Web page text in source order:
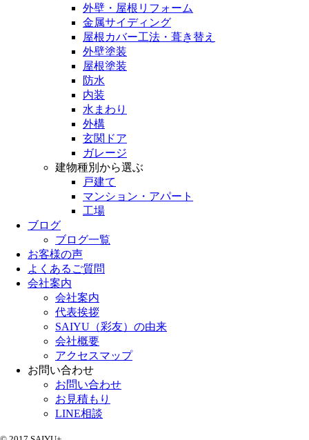
外壁・屋根リフォーム
金属サイディング
屋根カバー工法・葺き替え
外壁塗装
屋根塗装
防水
内装
水まわり
外構
玄関ドア
ガレージ
建物種別から選ぶ
戸建て
マンション・アパート
工場
ブログ
ブログ一覧
お客様の声
よくあるご質問
会社案内
会社案内
代表挨拶
SAIYU（彩友）の由来
会社概要
アクセスマップ
お問い合わせ
お問い合わせ
お見積もり
LINE相談